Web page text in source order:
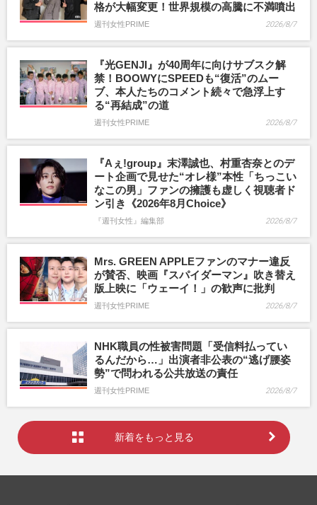
格が大幅変更！世界規模の高騰に不満噴出
週刊女性PRIME 2026/8/7
『光GENJI』が40周年に向けサブスク解
禁！BOOWYにSPEEDも“復活”のムー
ブ、本人たちのコメント続々で急浮上す
る“再結成”の道
週刊女性PRIME 2026/8/7
『Aぇ!group』末澤誠也、村重杏奈とのデ
ート企画で見せた“オレ様”本性「ちっこい
なこの男」ファンの擁護も虚しく視聴者ド
ン引き《2026年8月Choice》
『週刊女性』編集部 2026/8/7
Mrs. GREEN APPLEファンのマナー違反
が賛否、映画『スパイダーマン』吹き替え
版上映に「ウェーイ！」の歓声に批判
週刊女性PRIME 2026/8/7
NHK職員の性被害問題「受信料払ってい
るんだから…」出演者非公表の“逃げ腰姿
勢”で問われる公共放送の責任
週刊女性PRIME 2026/8/7
新着をもっと見る